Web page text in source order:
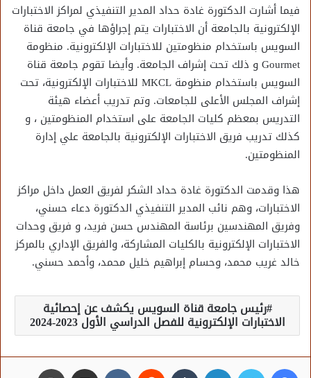
فيما أشارت الدكتورة غادة حداد المدير التنفيذي لمراكز الاختبارات
الإلكترونية بالجامعة أن الاختبارات يتم إجراؤها في جامعة قناة
السويس باستخدام منظومتين للاختبارات الإلكترونية. منظومة
Gourmet و ذلك تحت إشراف الجامعة. وأيضا تقوم جامعة قناة
السويس باستخدام منظومة MKCL للاختبارات الإلكترونية، تحت
إشراف المجلس الأعلى للجامعات. وتم تدريب أعضاء هيئة
التدريس بمعظم كليات الجامعة على استخدام المنظومتين ، و
كذلك تدريب فريق الاختبارات الإلكترونية بالجامعة علي إدارة
المنظومتين.
هذا وقدمت الدكتورة غادة حداد الشكر لفريق العمل داخل مراكز
الاختبارات، وهم نائب المدير التنفيذي الدكتورة دعاء حسني،
وفريق المهندسين برئاسة المهندس حسن فريد، و فريق وحدات
الاختبارات الإلكترونية بالكليات المشاركة، والفريق الإداري بالمركز
خالد غريب محمد، وحسام إبراهيم خليل محمد، وأحمد حسني.
رئيس جامعة قناة السويس يكشف عن إحصائية
الاختبارات الإلكترونية للفصل الدراسي الأول 2023-2024
فيسبوك تويتر لينكدإن مشاركة عبر البريد